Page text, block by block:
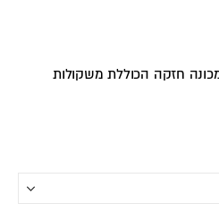
חזקה הכוללת משקולות